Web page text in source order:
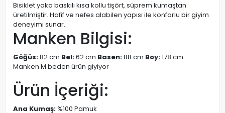
Bisiklet yaka baskılı kısa kollu tişört, süprem kumaştan
üretilmiştir. Hafif ve nefes alabilen yapısı ile konforlu bir giyim
deneyimi sunar.
Manken Bilgisi:
Göğüs:82 cm Bel:62 cm Basen:88 cm Boy:178 cm
Manken M beden ürün giyiyor
Ürün İçeriği:
Ana Kumaş: %100 Pamuk